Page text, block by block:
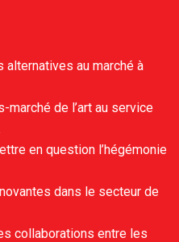
alternatives au marché à
de l’art au service
en question l’hégémonie
dans le secteur de
collaborations entre les